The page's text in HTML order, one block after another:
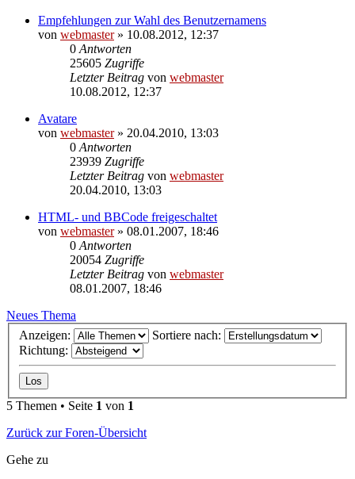
Empfehlungen zur Wahl des Benutzernamens
von webmaster» 10.08.2012, 12:37
0 Antworten
25605 Zugriffe
Letzter Beitrag von webmaster
10.08.2012, 12:37
Avatare
von webmaster» 20.04.2010, 13:03
0 Antworten
23939 Zugriffe
Letzter Beitrag von webmaster
20.04.2010, 13:03
HTML- und BBCode freigeschaltet
von webmaster» 08.01.2007, 18:46
0 Antworten
20054 Zugriffe
Letzter Beitrag von webmaster
08.01.2007, 18:46
Neues Thema
Anzeigen:
Sortiere nach:
Richtung:
5 Themen • Seite 1 von 1
Zurück zur Foren-Übersicht
Gehe zu